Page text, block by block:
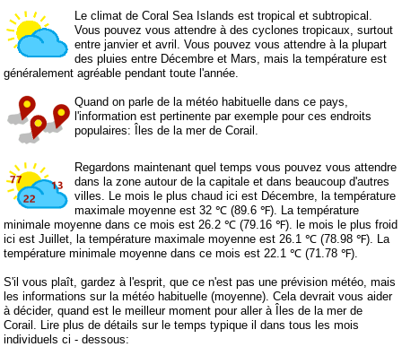
Le climat de Coral Sea Islands est tropical et subtropical.
Vous pouvez vous attendre à des cyclones tropicaux, surtout
entre janvier et avril. Vous pouvez vous attendre à la plupart
des pluies entre Décembre et Mars, mais la température est
généralement agréable pendant toute l'année.
Quand on parle de la météo habituelle dans ce pays,
l'information est pertinente par exemple pour ces endroits
populaires: Îles de la mer de Corail.
Regardons maintenant quel temps vous pouvez vous attendre
dans la zone autour de la capitale et dans beaucoup d'autres
villes. Le mois le plus chaud ici est Décembre, la température
maximale moyenne est 32 ℃ (89.6 ℉). La température
minimale moyenne dans ce mois est 26.2 ℃ (79.16 ℉). le mois le plus froid
ici est Juillet, la température maximale moyenne est 26.1 ℃ (78.98 ℉). La
température minimale moyenne dans ce mois est 22.1 ℃ (71.78 ℉).
S'il vous plaît, gardez à l'esprit, que ce n'est pas une prévision météo, mais
les informations sur la météo habituelle (moyenne). Cela devrait vous aider
à décider, quand est le meilleur moment pour aller à Îles de la mer de
Corail. Lire plus de détails sur le temps typique il dans tous les mois
individuels ci - dessous: